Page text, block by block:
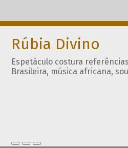
Rúbia Divino
Espetáculo costura
Brasileira, música africana,